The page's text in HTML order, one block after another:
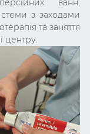
ванн,
з заходами
та заняття
центру.